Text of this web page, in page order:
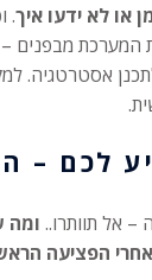
או לא ידעו איך.
המערכת מבפנים
אסטרטגיה.
לכם –
אל תוותרו.. ומה
הפציעה